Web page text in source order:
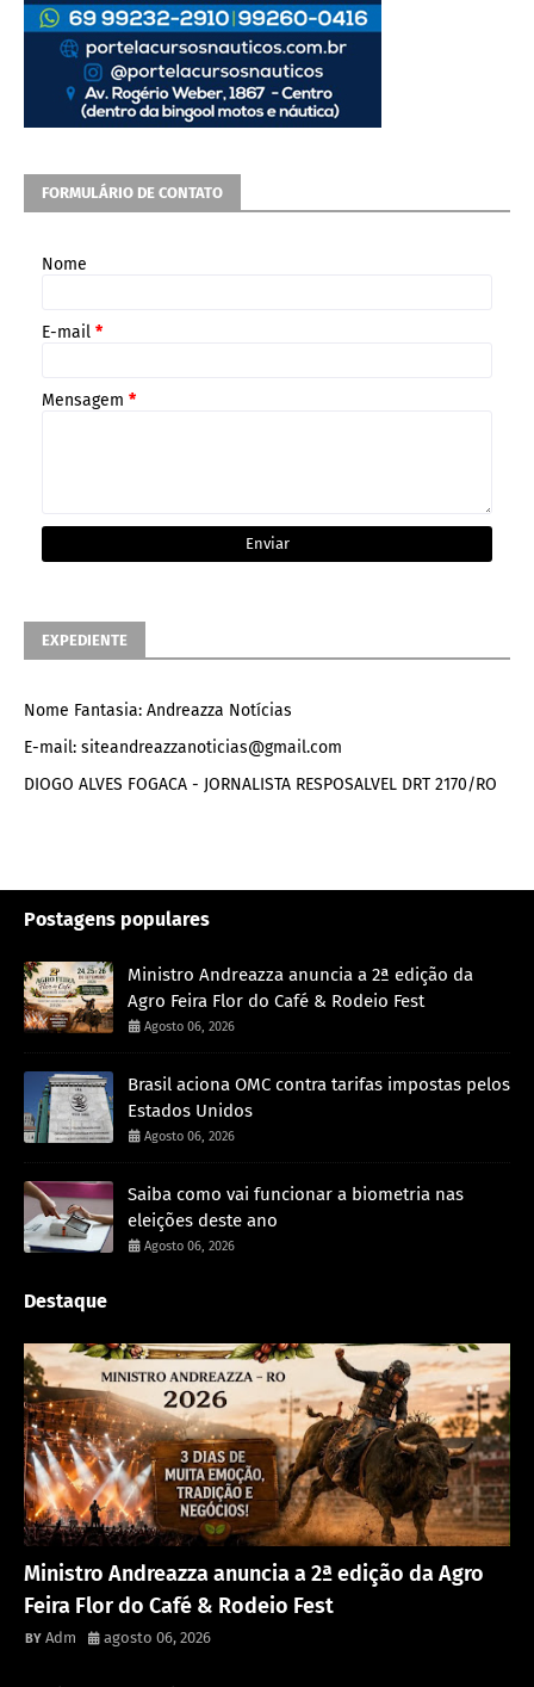
FORMULÁRIO DE CONTATO
Nome
E-mail *
Mensagem *
EXPEDIENTE
Nome Fantasia: Andreazza Notícias
E-mail: siteandreazzanoticias@gmail.com
DIOGO ALVES FOGACA - JORNALISTA RESPOSALVEL DRT 2170/RO
Postagens populares
Ministro Andreazza anuncia a 2ª edição da
Agro Feira Flor do Café & Rodeio Fest
Agosto 06, 2026
Brasil aciona OMC contra tarifas impostas pelos
Estados Unidos
Agosto 06, 2026
Saiba como vai funcionar a biometria nas
eleições deste ano
Agosto 06, 2026
Destaque
Ministro Andreazza anuncia a 2ª edição da Agro
Feira Flor do Café & Rodeio Fest
Adm agosto 06, 2026